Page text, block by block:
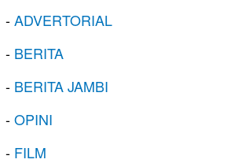
-ADVERTORIAL
- BERITA
- BERITA JAMBI
-OPINI
- FILM